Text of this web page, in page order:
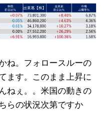
ね。フォロースルーの
ます。このまま上昇に
ねぇ。。米国の動きの
らの状況次第ですか